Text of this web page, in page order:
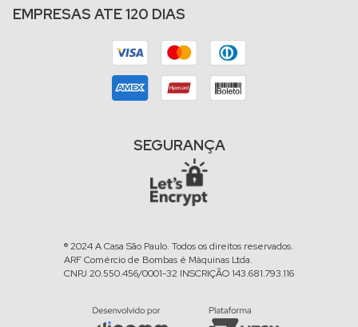
EMPRESAS ATE 120 DIAS
SEGURANÇA
® 2024 A Casa São Paulo. Todos os direitos reservados.
ARF Comércio de Bombas é Máquinas Ltda.
CNPJ 20.550.456/0001-32 INSCRIÇÃO 143.681.793.116